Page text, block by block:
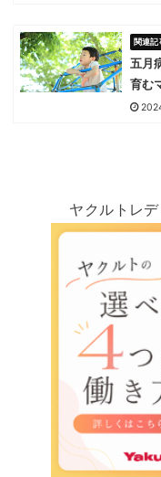
五月
育む
ヤクルトレ